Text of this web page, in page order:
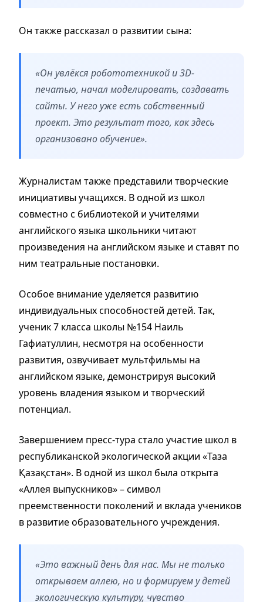
Он также рассказал о развитии сына:
«Он увлёкся робототехникой и 3D-
печатью, начал моделировать, создавать
сайты. У него уже есть собственный
проект. Это результат того, как здесь
организовано обучение».
Журналистам также представили творческие
инициативы учащихся. В одной из школ
совместно с библиотекой и учителями
английского языка школьники читают
произведения на английском языке и ставят по
ним театральные постановки.
Особое внимание уделяется развитию
индивидуальных способностей детей. Так,
ученик 7 класса школы №154 Наиль
Гафиатуллин, несмотря на особенности
развития, озвучивает мультфильмы на
английском языке, демонстрируя высокий
уровень владения языком и творческий
потенциал.
Завершением пресс-тура стало участие школ в
республиканской экологической акции «Таза
Қазақстан». В одной из школ была открыта
«Аллея выпускников» – символ
преемственности поколений и вклада учеников
в развитие образовательного учреждения.
«Это важный день для нас. Мы не только
открываем аллею, но и формируем у детей
экологическую культуру, чувство